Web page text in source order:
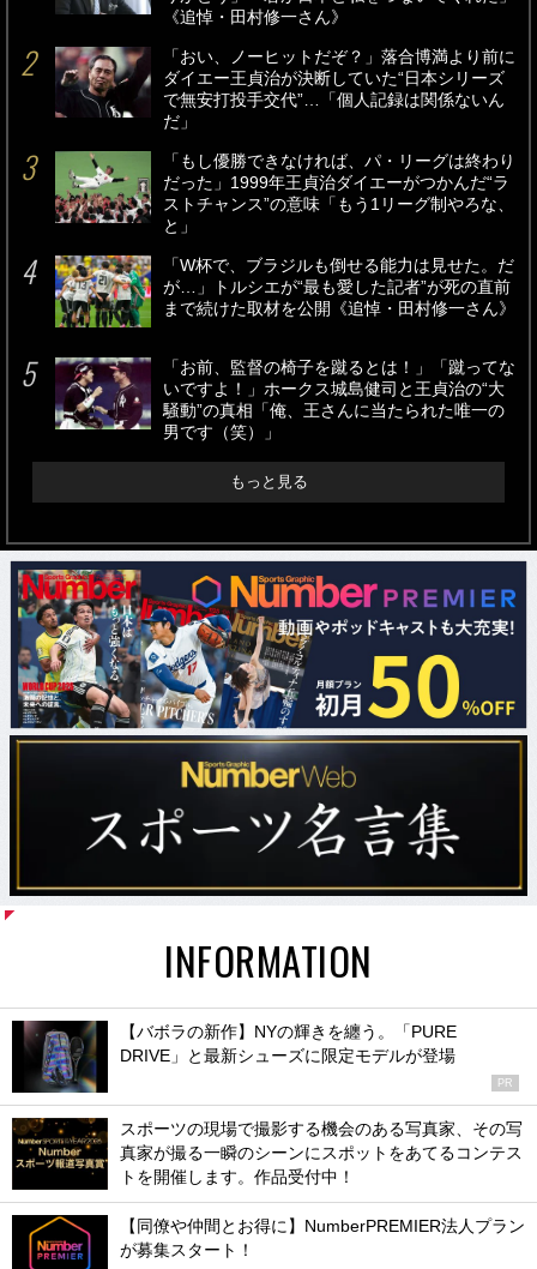
《追悼・田村修一さん》
「おい、ノーヒットだぞ？」落合博満より前に
ダイエー王貞治が決断していた“日本シリーズ
で無安打投手交代”…「個人記録は関係ないん
だ」
「もし優勝できなければ、パ・リーグは終わり
だった」1999年王貞治ダイエーがつかんだ“ラ
ストチャンス”の意味「もう1リーグ制やろな、
と」
「W杯で、ブラジルも倒せる能力は見せた。だ
が…」トルシエが“最も愛した記者”が死の直前
まで続けた取材を公開《追悼・田村修一さん》
「お前、監督の椅子を蹴るとは！」「蹴ってな
いですよ！」ホークス城島健司と王貞治の“大
騒動”の真相「俺、王さんに当たられた唯一の
男です（笑）」
もっと見る
INFORMATION
【バボラの新作】NYの輝きを纏う。「PURE
DRIVE」と最新シューズに限定モデルが登場
PR
スポーツの現場で撮影する機会のある写真家、その写
真家が撮る一瞬のシーンにスポットをあてるコンテス
トを開催します。作品受付中！
【同僚や仲間とお得に】NumberPREMIER法人プラン
が募集スタート！